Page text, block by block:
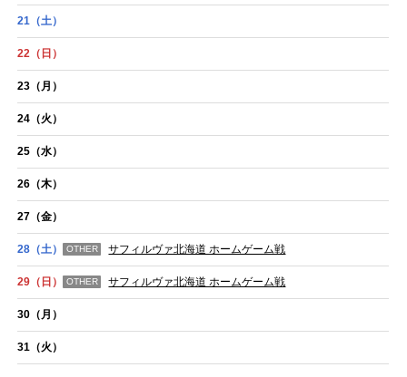
21 （土）
22 （日）
23 （月）
24 （火）
25 （水）
26 （木）
27 （金）
28 （土） OTHER サフィルヴァ北海道 ホームゲーム戦
29 （日） OTHER サフィルヴァ北海道 ホームゲーム戦
30 （月）
31 （火）